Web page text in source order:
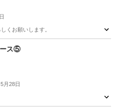
くお願いします。
よろしくお願いします
ース⑤
5月28日